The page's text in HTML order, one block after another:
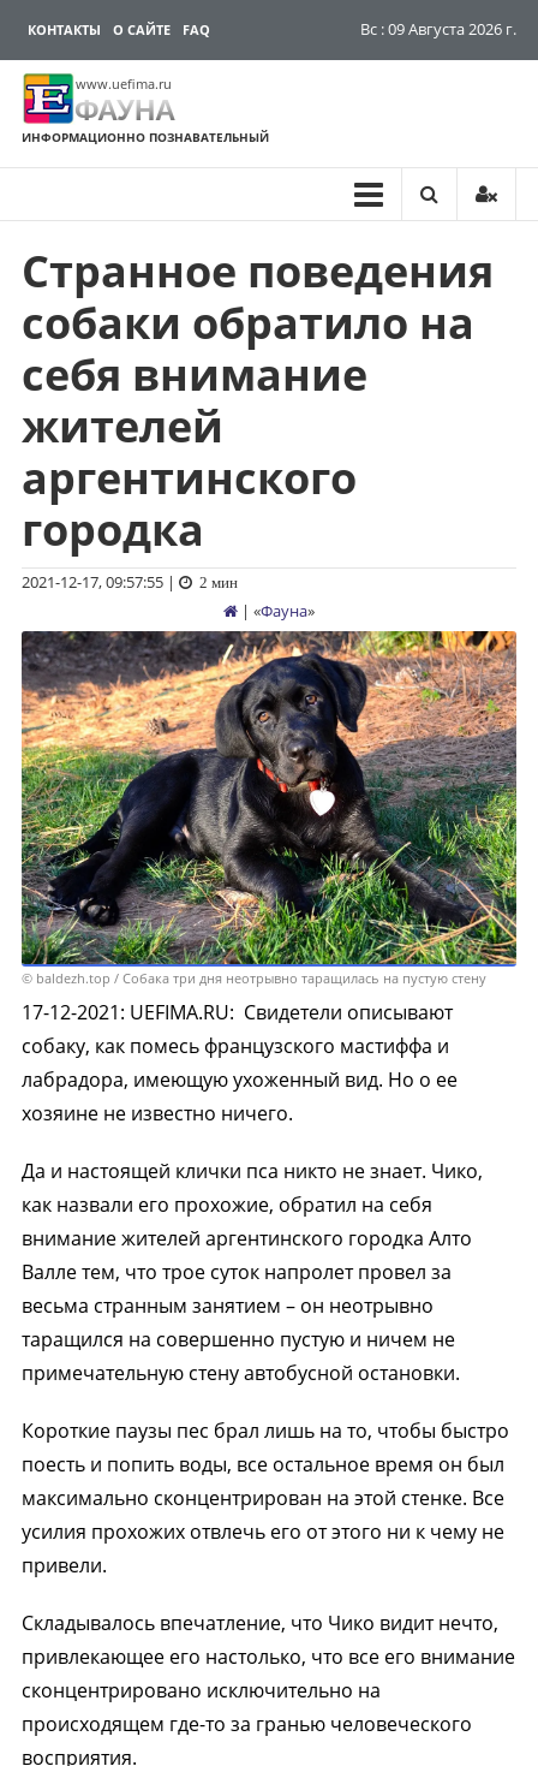
КОНТАКТЫ О САЙТЕ FAQ Вс : 09 Августа 2026 г.
www.uefima.ru
ФАУНА
ИНФОРМАЦИОННО ПОЗНАВАТЕЛЬНЫЙ
Перейти
содержимому
Странное поведения
собаки обратило на
себя внимание
жителей
аргентинского
городка
2021-12-17, 09:57:55| 2 мин
| «Фауна»
© baldezh.top / Собака три дня неотрывно таращилась на пустую стену
17-12-2021: UEFIMA.RU: Свидетели описывают
собаку, как помесь французского мастиффа и
лабрадора, имеющую ухоженный вид. Но о ее
хозяине не известно ничего.
Да и настоящей клички пса никто не знает. Чико,
как назвали его прохожие, обратил на себя
внимание жителей аргентинского городка Алто
Валле тем, что трое суток напролет провел за
весьма странным занятием – он неотрывно
таращился на совершенно пустую и ничем не
примечательную стену автобусной остановки.
Короткие паузы пес брал лишь на то, чтобы быстро
поесть и попить воды, все остальное время он был
максимально сконцентрирован на этой стенке. Все
усилия прохожих отвлечь его от этого ни к чему не
привели.
Складывалось впечатление, что Чико видит нечто,
привлекающее его настолько, что все его внимание
сконцентрировано исключительно на
происходящем где-то за гранью человеческого
восприятия.